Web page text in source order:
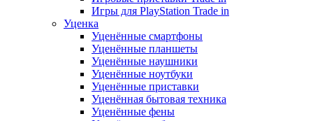
Игры для PlayStation Trade in
Уценка
Уценённые смартфоны
Уценённые планшеты
Уценённые наушники
Уценённые ноутбуки
Уценённые приставки
Уценённая бытовая техника
Уценённые фены